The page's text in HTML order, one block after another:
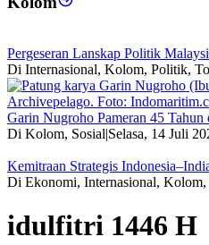
Pergeseran Lanskap Politik
Di Internasional, Kolom, Politik,
Garin Nugroho Pameran 45 Tahun
Di Kolom, Sosial|Selasa, 14 Juli
Kemitraan Strategis
Di Ekonomi, Internasional,
idulfitri 1446 H